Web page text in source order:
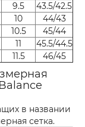
9.5
43.5/42.5
10
44/43
10.5
45/44
11
45.5/44.5
11.5 46/45
в названии
сетка.